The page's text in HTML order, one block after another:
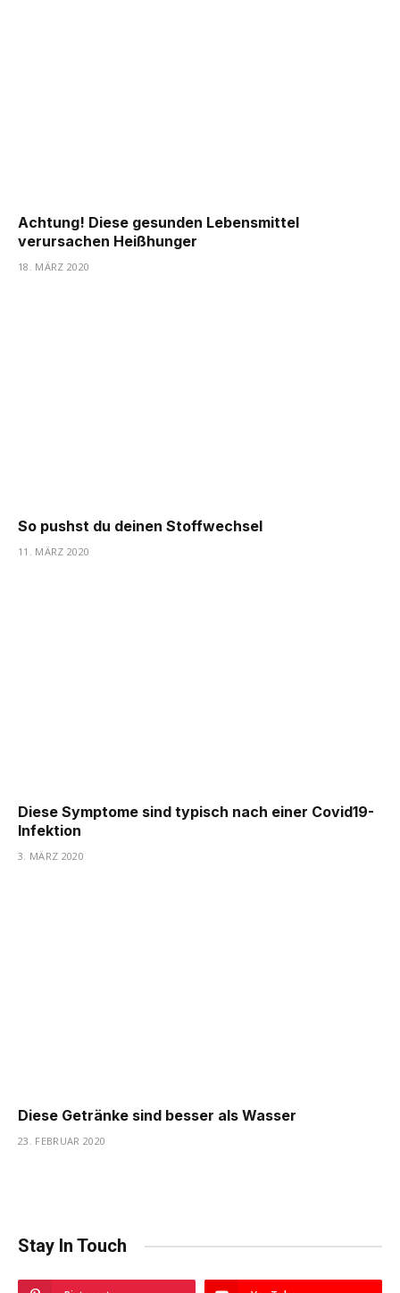
Achtung! Diese gesunden Lebensmittel
verursachen Heißhunger
18. MÄRZ 2020
So pushst du deinen Stoffwechsel
11. MÄRZ 2020
Diese Symptome sind typisch nach einer Covid19-
Infektion
3. MÄRZ 2020
Diese Getränke sind besser als Wasser
23. FEBRUAR 2020
Stay In Touch